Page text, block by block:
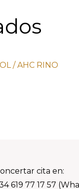
/ AHC RINO
cita en:
619 77 17 57